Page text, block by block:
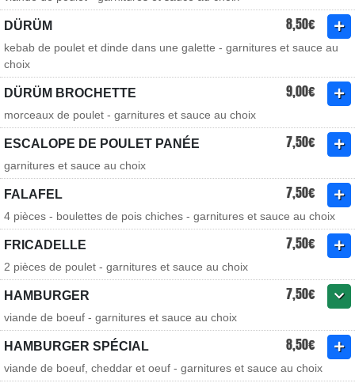
DÜRÜM 8,50€
kebab de poulet et dinde dans une galette - garnitures et sauce au
choix
DÜRÜM BROCHETTE 9,00€
morceaux de poulet - garnitures et sauce au choix
ESCALOPE DE POULET PANÉE 7,50€
garnitures et sauce au choix
FALAFEL 7,50€
4 pièces - boulettes de pois chiches - garnitures et sauce au choix
FRICADELLE 7,50€
2 pièces de poulet - garnitures et sauce au choix
HAMBURGER 7,50€
viande de boeuf - garnitures et sauce au choix
HAMBURGER SPÉCIAL 8,50€
viande de boeuf, cheddar et oeuf - garnitures et sauce au choix